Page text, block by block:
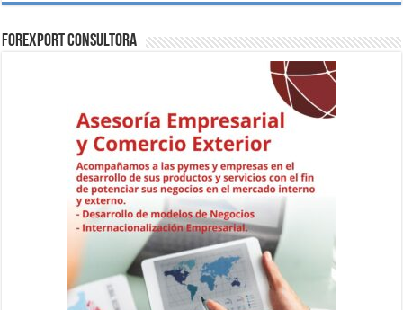
ForExport Consultora